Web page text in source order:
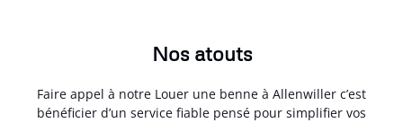
Nos atouts
Faire appel à notre Louer une benne à Allenwiller c’est
bénéficier d’un service fiable pensé pour simplifier vos